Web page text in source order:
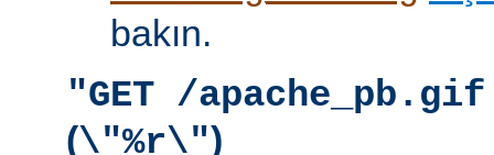
bakın.
"GET /
(\"%r\")